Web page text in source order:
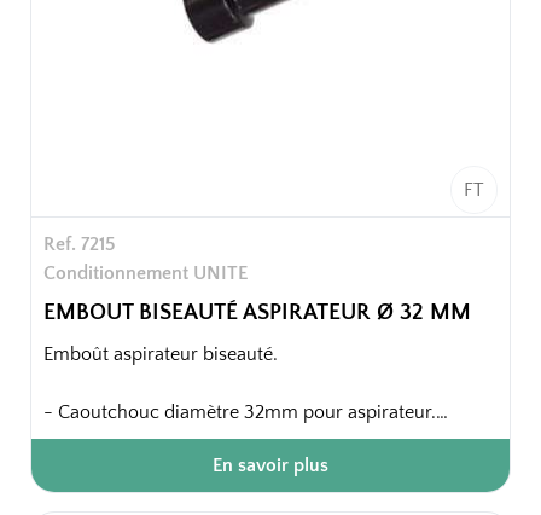
FT
Ref. 7215
Conditionnement UNITE
EMBOUT BISEAUTÉ ASPIRATEUR Ø 32 MM
Emboût aspirateur biseauté.
- Caoutchouc diamètre 32mm pour aspirateur.
En savoir plus